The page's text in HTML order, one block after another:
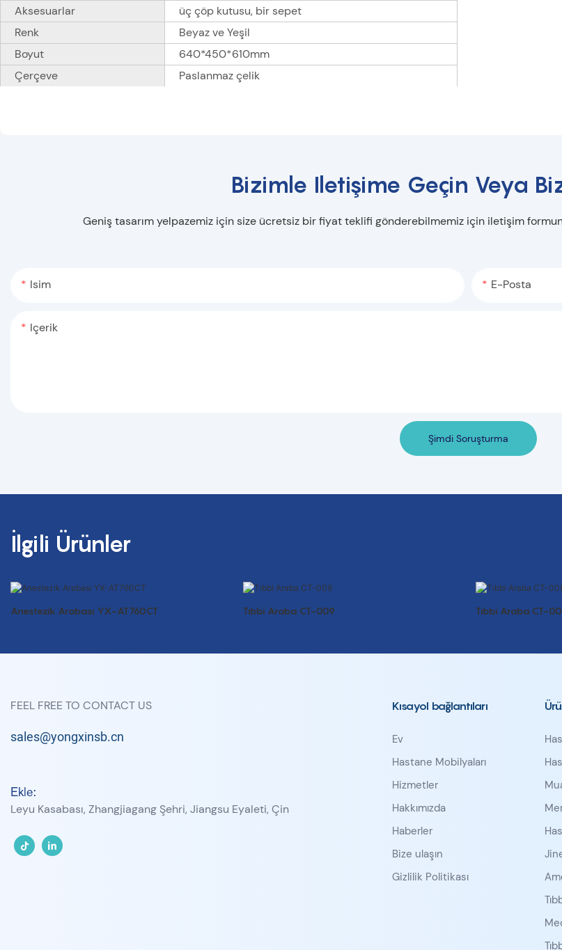
Aksesuarlar
üç çöp kutusu, bir sepet
Renk
Beyaz ve Yeşil
Boyut
640*450*610mm
Çerçeve
Paslanmaz çelik
Bizimle Iletişime Geçin Veya
Geniş tasarım yelpazemiz için size ücretsiz bir fiyat teklifi gönderebilmemiz için iletişim
Isim E-Posta
Içerik
Şimdi Soruşturma
İlgili Ürünler
Anestezik Arabası YX-AT760CT Tıbbi Araba CT-009 Tıbbi Araba CT-
FEEL FREE TO CONTACT US
sales@yongxinsb.cn
Ekle:
Leyu Kasabası, Zhangjiagang Şehri, Jiangsu Eyaleti, Çin
Kısayol bağlantıları
Ev
Hastane Mobilyaları
Hizmetler
Hakkımızda
Haberler
Bize ulaşın
Gizlilik Politikası